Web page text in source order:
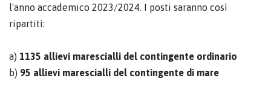
l'anno accademico 2023/2024. I posti saranno così
ripartiti:
a) 1135 allievi marescialli del contingente ordinario
b) 95 allievi marescialli del contingente di mare